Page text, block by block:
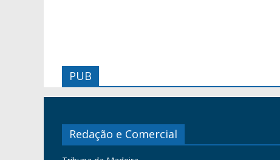
PUB
Redação e Comercial